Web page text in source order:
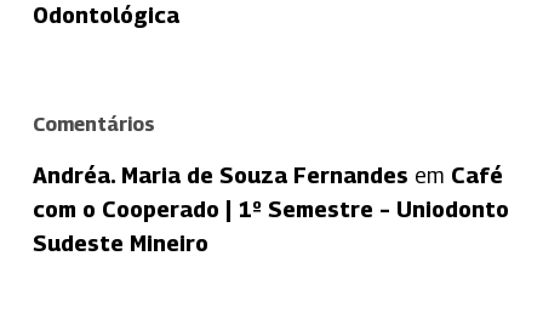
Odontológica
Comentários
Andréa. Maria de Souza Fernandes em Café
com o Cooperado | 1º Semestre – Uniodonto
Sudeste Mineiro